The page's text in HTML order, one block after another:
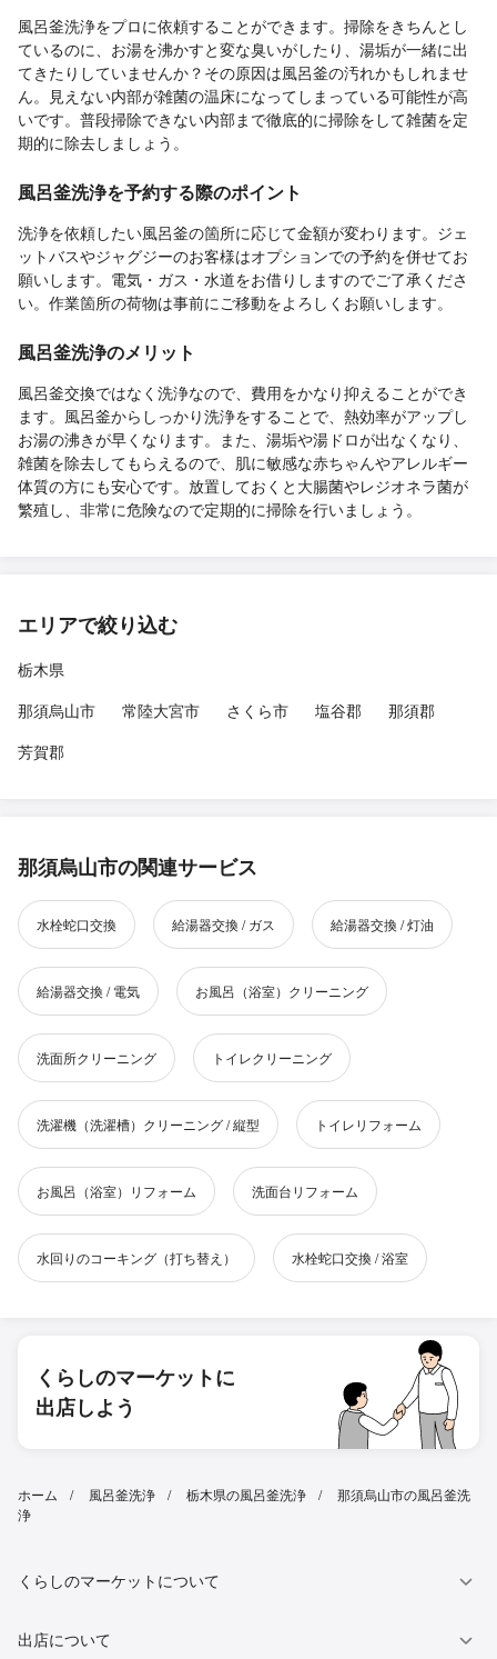
風呂釜洗浄をプロに依頼することができます。掃除をきちんとし
ているのに、お湯を沸かすと変な臭いがしたり、湯垢が一緒に出
てきたりしていませんか？その原因は風呂釜の汚れかもしれませ
ん。見えない内部が雑菌の温床になってしまっている可能性が高
いです。普段掃除できない内部まで徹底的に掃除をして雑菌を定
期的に除去しましょう。
風呂釜洗浄を予約する際のポイント
洗浄を依頼したい風呂釜の箇所に応じて金額が変わります。ジェ
ットバスやジャグジーのお客様はオプションでの予約を併せてお
願いします。電気・ガス・水道をお借りしますのでご了承くださ
い。作業箇所の荷物は事前にご移動をよろしくお願いします。
風呂釜洗浄のメリット
風呂釜交換ではなく洗浄なので、費用をかなり抑えることができ
ます。風呂釜からしっかり洗浄をすることで、熱効率がアップし
お湯の沸きが早くなります。また、湯垢や湯ドロが出なくなり、
雑菌を除去してもらえるので、肌に敏感な赤ちゃんやアレルギー
体質の方にも安心です。放置しておくと大腸菌やレジオネラ菌が
繁殖し、非常に危険なので定期的に掃除を行いましょう。
エリアで絞り込む
栃木県
那須烏山市
常陸大宮市 さくら市 塩谷郡
那須郡
芳賀郡
那須烏山市の関連サービス
水栓蛇口交換 給湯器交換 / ガス 給湯器交換 / 灯油
給湯器交換 / 電気 お風呂（浴室）クリーニング
洗面所クリーニング トイレクリーニング
洗濯機（洗濯槽）クリーニング / 縦型 トイレリフォーム
お風呂（浴室）リフォーム 洗面台リフォーム
水回りのコーキング（打ち替え） 水栓蛇口交換 / 浴室
くらしのマーケットに
出店しよう
ホーム 風呂釜洗浄 栃木県の風呂釜洗浄
那須烏山市の風呂釜洗
浄
くらしのマーケットについて
出店について